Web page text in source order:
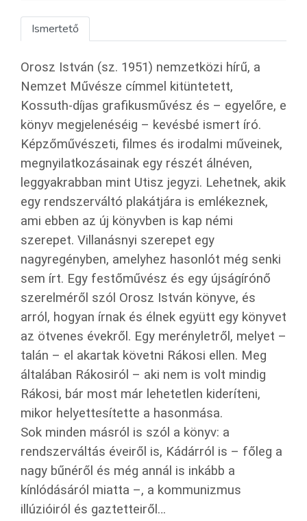
Ismertető
Orosz István (sz. 1951) nemzetközi hírű, a
Nemzet Művésze címmel kitüntetett,
Kossuth-díjas grafikusművész és – egyelőre, e
könyv megjelenéséig – kevésbé ismert író.
Képzőművészeti, filmes és irodalmi műveinek,
megnyilatkozásainak egy részét álnéven,
leggyakrabban mint Utisz jegyzi. Lehetnek, akik
egy rendszerváltó plakátjára is emlékeznek,
ami ebben az új könyvben is kap némi
szerepet. Villanásnyi szerepet egy
nagyregényben, amelyhez hasonlót még senki
sem írt. Egy festőművész és egy újságírónő
szerelméről szól Orosz István könyve, és
arról, hogyan írnak és élnek együtt egy könyvet
az ötvenes évekről. Egy merényletről, melyet –
talán – el akartak követni Rákosi ellen. Meg
általában Rákosiról – aki nem is volt mindig
Rákosi, bár most már lehetetlen kideríteni,
mikor helyettesítette a hasonmása.
Sok minden másról is szól a könyv: a
rendszerváltás éveiről is, Kádárról is – főleg a
nagy bűnéről és még annál is inkább a
kínlódásáról miatta –, a kommunizmus
illúzióiról és gaztetteiről…